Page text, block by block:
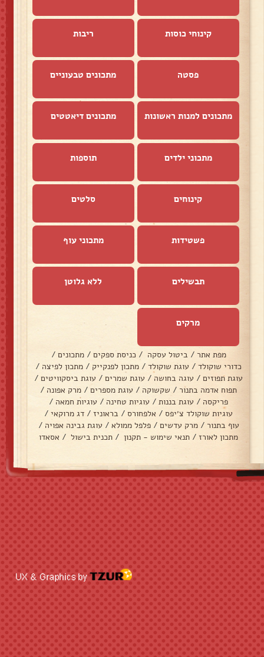
קינוחי כוסות ריבות
פסטה מתכונים טבעוניים
מתכונים למנות ראשונות מתכונים דיאטטים
מתכוני ילדים תוספות
קינוחים סלטים
פשטידות מתכוני עוף
תבשילים ללא גלוטן
מרקים
מפת אתר / ביטול עסקה / כניסת ספקים / מתכונים /
כדורי שוקולד / עוגת שוקולד / מתכון לפנקייק / מתכון לפיצה /
עוגת תפוזים / עוגה בחושה / עוגת שמרים / עוגת ביסקוויטים /
תפוח אדמה בתנור / שקשוקה / עוגת מספרים / מרק אפונה /
פריקסה / עוגת בננות / עוגיות טחינה / עוגיות חמאה /
עוגיות שוקולד צ׳יפס / אלפחורס / בראוניז / דג מרוקאי /
עוף בתנור / מרק עדשים / פלפל ממולא / עוגת גבינה אפויה /
מתכון לאורז / תנאי שימוש - תקנון / תכנית בישול / אסאדו